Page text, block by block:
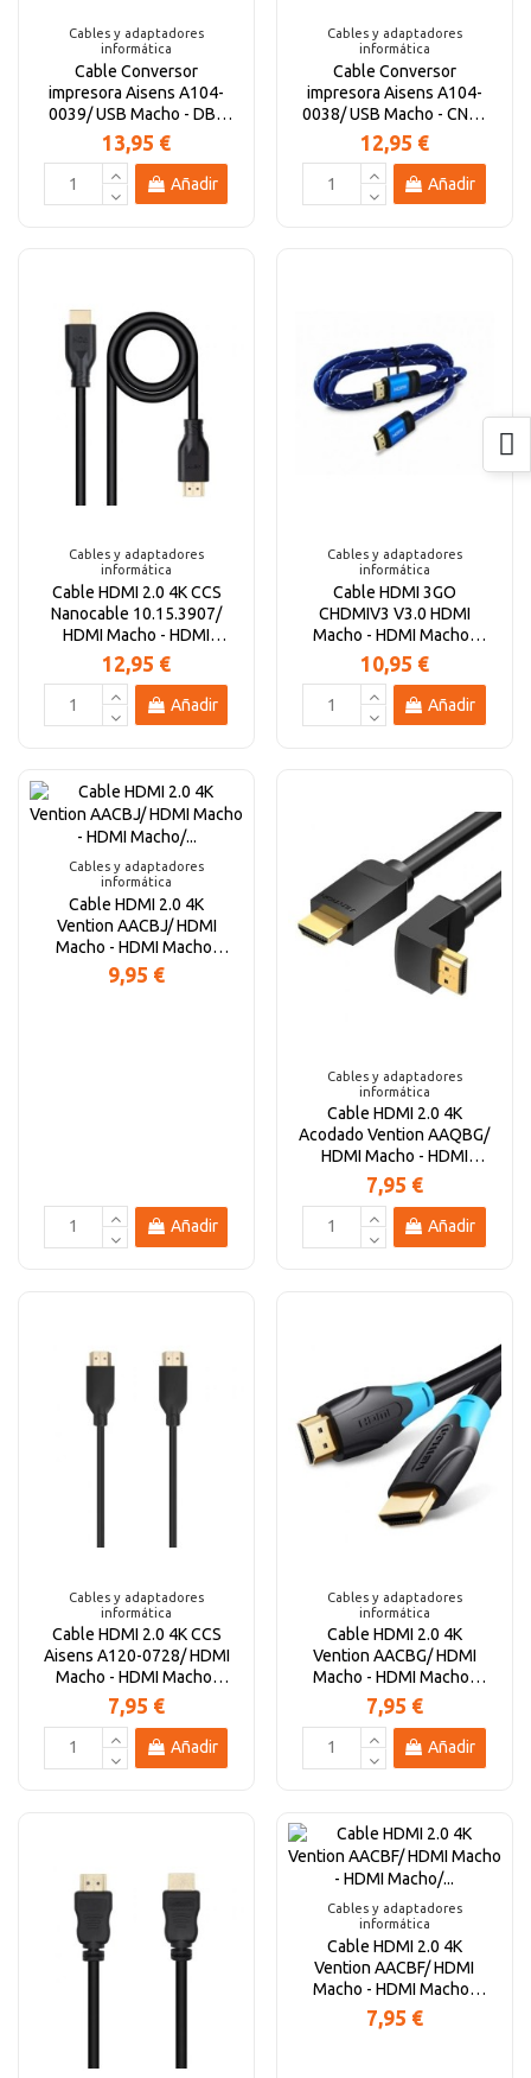
Cables y adaptadores
informática
Cable Conversor
impresora Aisens A104-
0039/ USB Macho - DB9
Macho/ 1.8m/ Negro
13,95 €
Añadir
Cables y adaptadores
informática
Cable Conversor
impresora Aisens A104-
0038/ USB Macho - CN36
Macho/ Negro
12,95 €
Añadir
Cables y adaptadores
informática
Cable HDMI 2.0 4K CCS
Nanocable 10.15.3907/
HDMI Macho - HDMI
Macho/ 7m/ Negro
12,95 €
Añadir
Cables y adaptadores
informática
Cable HDMI 3GO
CHDMIV3 V3.0 HDMI
Macho - HDMI Macho/
1.8m
10,95 €
Añadir
Cables y adaptadores
informática
Cable HDMI 2.0 4K
Vention AACBJ/ HDMI
Macho - HDMI Macho/
5m/ Negro
9,95 €
Añadir
Cables y adaptadores
informática
Cable HDMI 2.0 4K
Acodado Vention AAQBG/
HDMI Macho - HDMI
Macho/ 1.5m/ Negro
7,95 €
Añadir
Cables y adaptadores
informática
Cable HDMI 2.0 4K CCS
Aisens A120-0728/ HDMI
Macho - HDMI Macho/
Hasta 10W/ 2250Mbps/...
7,95 €
Añadir
Cables y adaptadores
informática
Cable HDMI 2.0 4K
Vention AACBG/ HDMI
Macho - HDMI Macho/
1.5m/ Negro
7,95 €
Añadir
Cables y adaptadores
informática
Cable HDMI 2.0 4K
Vention AACBF/ HDMI
Macho - HDMI Macho/
1m/ Negro
7,95 €